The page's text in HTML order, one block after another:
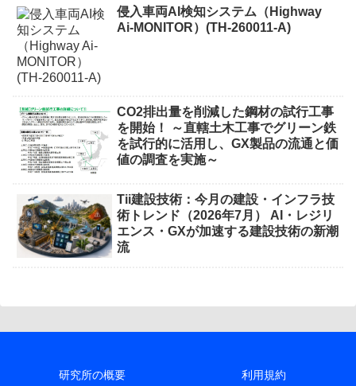
侵入車両AI検知システム（Highway
Ai-MONITOR）(TH-260011-A)
CO2排出量を削減した鋼材の試行工事
を開始！ ～直轄土木工事でグリーン鉄
を試行的に活用し、GX製品の流通と価
値の調査を実施～
Tii建設技術：今月の建設・インフラ技
術トレンド（2026年7月） AI・レジリ
エンス・GXが加速する建設技術の新潮
流
研究所の概要 利用規約